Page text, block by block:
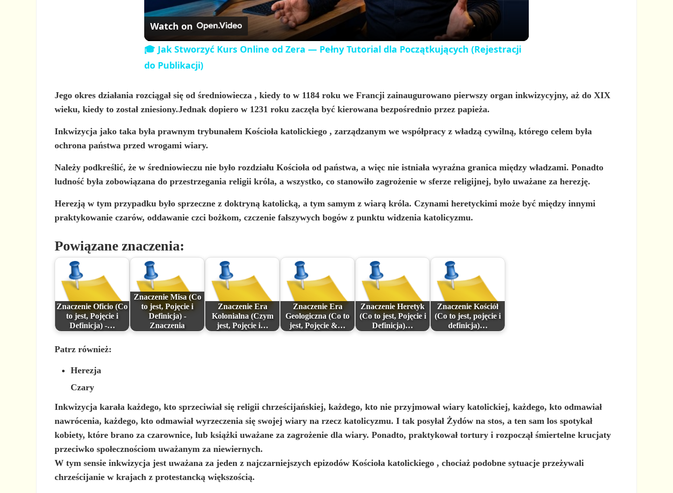
a
y
i
d
o
Watch on
🎓 Jak Stworzyć Kurs Online od Zera — Pełny Tutorial dla Początkujących (Rejestracji
do Publikacji)
Jego okres działania rozciągał się odśredniowiecza , kiedy to w 1184 roku we Francji zainaugurowano pierwszy organ inkwizycyjny, aż do XIX
wieku, kiedy to został zniesiony.Jednak dopiero w 1231 roku zaczęła być kierowana bezpośrednio przez papieża.
Inkwizycja jako taka byłaprawnym trybunałem Kościoła katolickiego , zarządzanym we współpracy z władzą cywilną, którego celem była
ochrona państwa przed wrogami wiary.
Należy podkreślić, że w średniowieczunie było rozdziału Kościoła od państwa, a więc nie istniała wyraźna granica między władzami. Ponadto
ludność była zobowiązana do przestrzegania religii króla, a wszystko, co stanowiło zagrożenie w sferze religijnej, było uważane za herezję.
Herezją w tym przypadku było sprzeczne z doktryną katolicką, a tym samym z wiarą króla. Czynami heretyckimi może być między innymi
praktykowanie czarów, oddawanie czci bożkom, czczenie fałszywych bogów z punktu widzenia katolicyzmu.
Powiązane znaczenia:
Znaczenie Oficio (Co
to jest, Pojęcie i
Definicja) -…
Znaczenie Misa (Co
to jest, Pojęcie i
Definicja) -
Znaczenia
Znaczenie Era
Kolonialna (Czym
jest, Pojęcie i…
Znaczenie Era
Geologiczna (Co to
jest, Pojęcie &…
Znaczenie Heretyk
(Co to jest, Pojęcie i
Definicja)…
Znaczenie Kościół
(Co to jest, pojęcie i
definicja)…
Patrz również:
Herezja
Czary
Inkwizycja karała każdego, kto sprzeciwiał się religii chrześcijańskiej, każdego, kto nie przyjmował wiary katolickiej, każdego, kto odmawiał
nawrócenia, każdego, kto odmawiał wyrzeczenia się swojej wiary na rzecz katolicyzmu. I tak posyłał Żydów na stos, a ten sam los spotykał
kobiety, które brano za czarownice, lub książki uważane za zagrożenie dla wiary. Ponadto, praktykował tortury i rozpoczął śmiertelne krucjaty
przeciwko społecznościom uważanym za niewiernych.
W tym sensie inkwizycja jest uważana za jeden z najczarniejszych epizodów Kościoła katolickiego , chociaż podobne sytuacje przeżywali
chrześcijanie w krajach z protestancką większością.